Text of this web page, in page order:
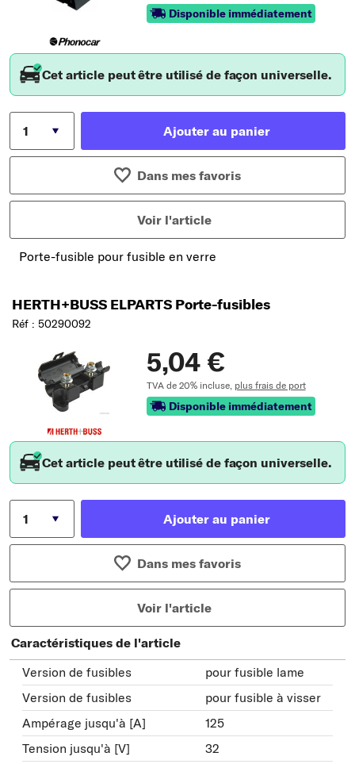
Disponible immédiatement
Cet article peut être utilisé de façon universelle.
Ajouter au panier
Dans mes favoris
Voir l'article
Porte-fusible pour fusible en verre
HERTH+BUSS ELPARTS Porte-fusibles
Réf : 50290092
5,04 €
TVA de 20% incluse, plus frais de port
Disponible immédiatement
Cet article peut être utilisé de façon universelle.
Ajouter au panier
Dans mes favoris
Voir l'article
Caractéristiques de l'article
Version de fusibles
pour fusible lame
Version de fusibles
pour fusible à visser
Ampérage jusqu'à [A]
125
Tension jusqu'à [V]
32